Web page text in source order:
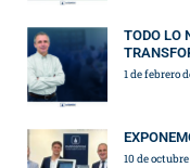
TODO LO
1 de febrero
10 de